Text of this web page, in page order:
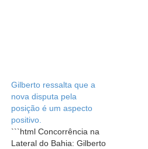
Gilberto ressalta que a
nova disputa pela
posição é um aspecto
positivo.
```html Concorrência na
Lateral do Bahia: Gilberto